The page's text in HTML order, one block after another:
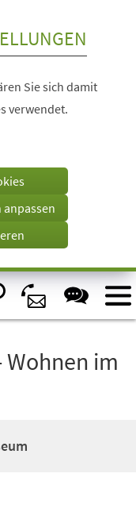
Sie sich damit
verwendet.
im